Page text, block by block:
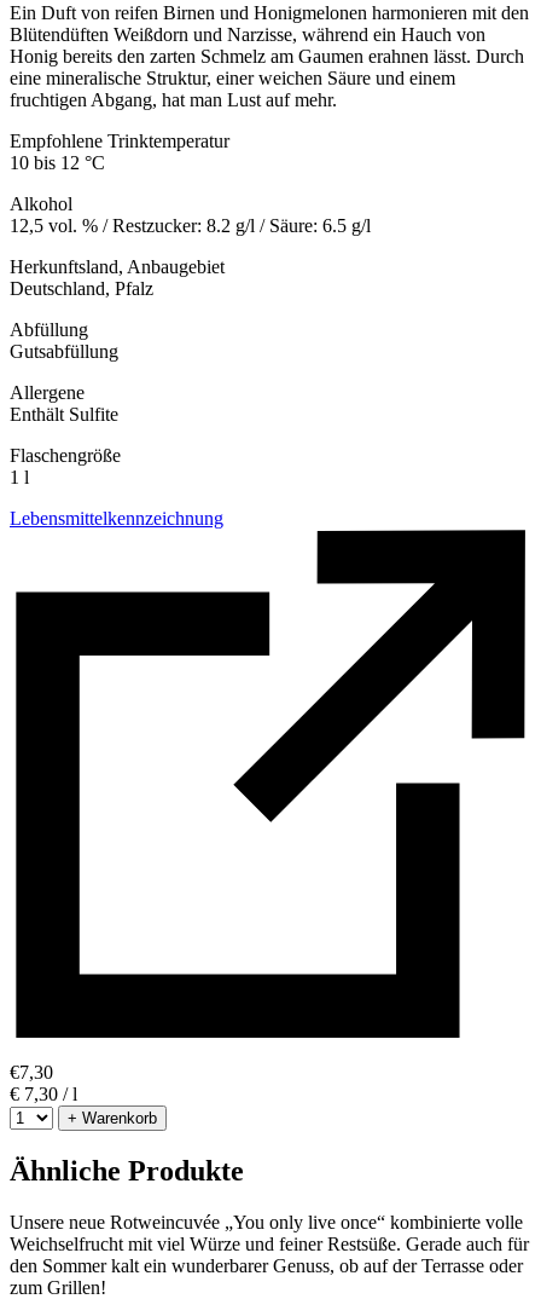
Ein Duft von reifen Birnen und Honigmelonen harmonieren mit den
Blütendüften Weißdorn und Narzisse, während ein Hauch von
Honig bereits den zarten Schmelz am Gaumen erahnen lässt. Durch
eine mineralische Struktur, einer weichen Säure und einem
fruchtigen Abgang, hat man Lust auf mehr.
Empfohlene Trinktemperatur
10 bis 12 °C
Alkohol
12,5 vol. % / Restzucker: 8.2 g/l / Säure: 6.5 g/l
Herkunftsland, Anbaugebiet
Deutschland, Pfalz
Abfüllung
Gutsabfüllung
Allergene
Enthält Sulfite
Flaschengröße
1 l
Lebensmittelkennzeichnung
€7,30
€ 7,30 / l
+ Warenkorb
Ähnliche Produkte
Unsere neue Rotweincuvée „You only live once“ kombinierte volle
Weichselfrucht mit viel Würze und feiner Restsüße. Gerade auch für
den Sommer kalt ein wunderbarer Genuss, ob auf der Terrasse oder
zum Grillen!